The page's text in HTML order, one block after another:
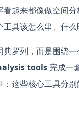
起来都像做空间
具该怎么串、什
罗列，而是围绕
tools 完成一
这些核心工具分